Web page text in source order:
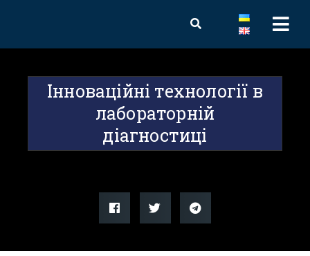
Інноваційні технології в
лабораторній
діагностиці